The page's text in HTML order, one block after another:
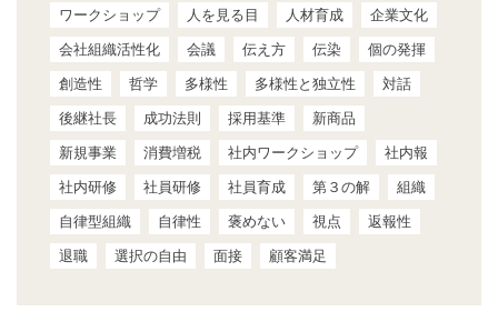
ワークショップ
人を見る目 人材育成
企業文化
会社組織活性化
会議 伝え方 伝染
個の発揮
創造性
哲学 多様性 多様性と独立性
対話
後継社長
成功法則 採用基準
新商品
新規事業
消費増税 社内ワークショップ
社内報
社内研修
社員研修 社員育成 第３の解
組織
自律型組織
自律性 褒めない 視点
返報性
退職
選択の自由 面接 顧客満足